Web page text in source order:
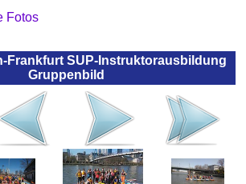
Fotos
Frankfurt SUP-Instruktorausbildung
Gruppenbild